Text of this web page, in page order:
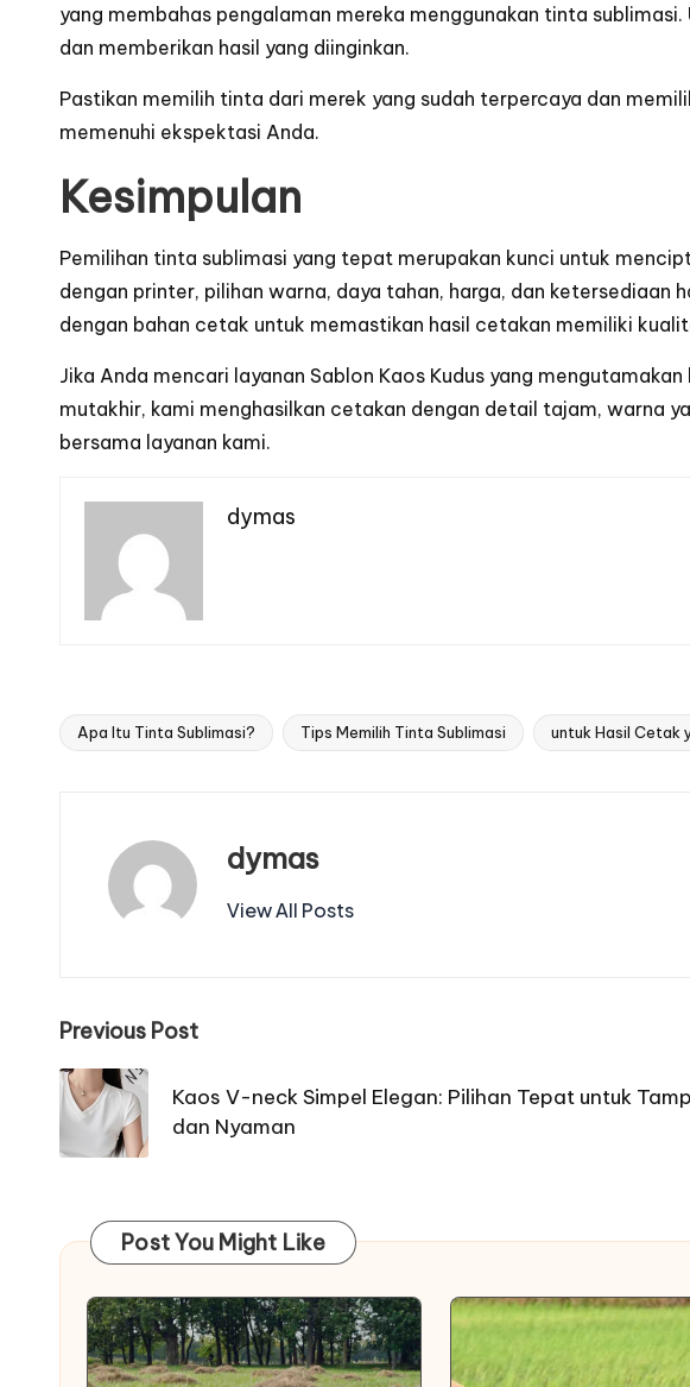
yang membahas pengalaman mereka menggunakan tinta
dan memberikan hasil yang diinginkan.
Pastikan memilih tinta dari merek yang sudah terpercaya dan
memenuhi ekspektasi Anda.
Kesimpulan
Pemilihan tinta sublimasi yang tepat merupakan kunci untuk
dengan printer, pilihan warna, daya tahan, harga, dan
dengan bahan cetak untuk memastikan hasil cetakan memiliki
Jika Anda mencari layanan Sablon Kaos Kudus yang
mutakhir, kami menghasilkan cetakan dengan detail tajam, warna
bersama layanan kami.
dymas
Tags:
Apa Itu Tinta Sublimasi? Tips Memilih Tinta Sublimasi untuk Hasil Cetak
dymas
View All Posts
Post
navigation
Previous Post
Kaos V-neck Simpel Elegan: Pilihan Tepat untuk
dan Nyaman
Post You Might Like